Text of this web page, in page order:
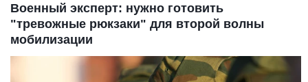
Военный эксперт: нужно готовить
"тревожные рюкзаки" для второй волны
мобилизации